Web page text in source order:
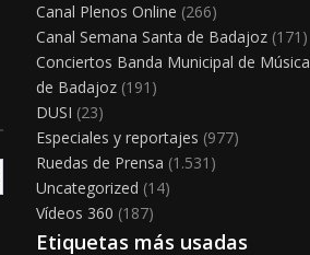
Canal Plenos Online (266)
Canal Semana Santa de Badajoz (171)
Conciertos Banda Municipal de Música
de Badajoz (191)
DUSI (23)
Especiales y reportajes (977)
Ruedas de Prensa (1.531)
Uncategorized (14)
Vídeos 360 (187)
Etiquetas más usadas